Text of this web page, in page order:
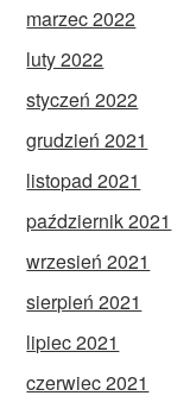
marzec 2022
luty 2022
styczeń 2022
grudzień 2021
listopad 2021
październik 2021
wrzesień 2021
sierpień 2021
lipiec 2021
czerwiec 2021